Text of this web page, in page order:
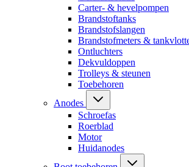
Carter- & hevelpompen
Brandstoftanks
Brandstofslangen
Brandstofmeters &
Ontluchters
Dekvuldoppen
Trolleys & steunen
Toebehoren
Anodes
Schroefas
Roerblad
Motor
Huidanodes